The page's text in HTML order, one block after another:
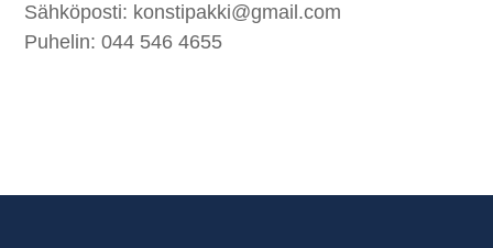
Sähköposti: konstipakki@gmail.com
Puhelin:044 546 4655